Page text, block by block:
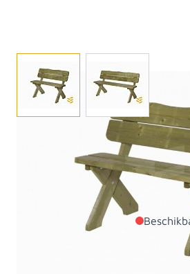
Wilt u een gezellige tuinbank?
Sneek. We kunnen ook
meeleveren. Beschikbaar in een